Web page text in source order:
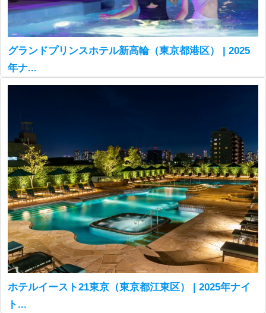
グランドプリンスホテル新高輪（東京都港区） | 2025
年ナ...
ホテルイースト21東京（東京都江東区） | 2025年ナイ
ト...